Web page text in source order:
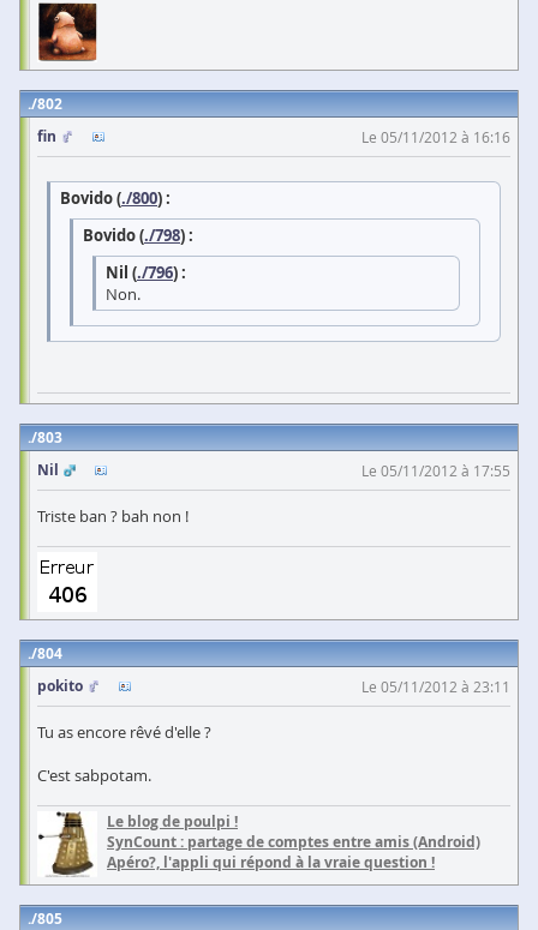
802
fin
Le 05/11/2012 à 16:16
Bovido (./800) :
Bovido (./798) :
Nil (./796) :
Non.
803
Nil
Le 05/11/2012 à 17:55
Triste ban ? bah non !
804
pokito
Le 05/11/2012 à 23:11
Tu as encore rêvé d'elle ?
C'est sabpotam.
Le blog de poulpi !
SynCount : partage de comptes entre amis (Android)
Apéro?, l'appli qui répond à la vraie question !
805